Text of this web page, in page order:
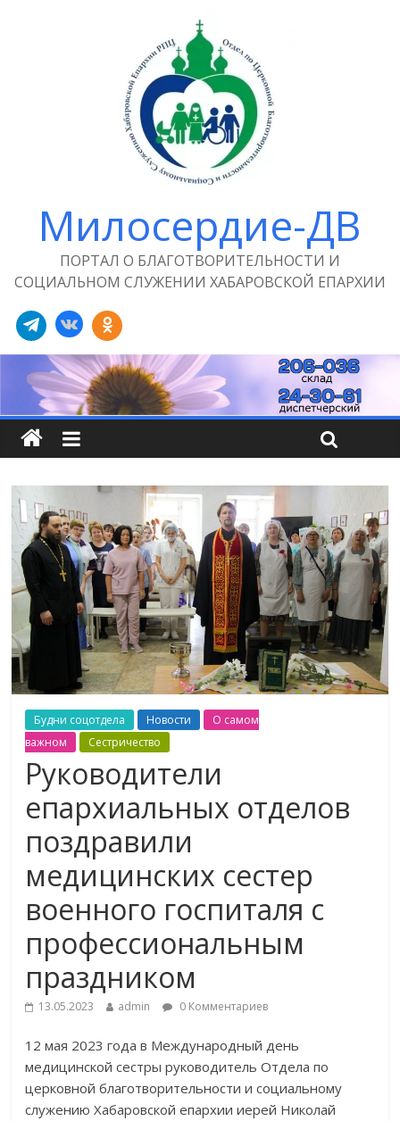
Милосердие-ДВ
ПОРТАЛ О БЛАГОТВОРИТЕЛЬНОСТИ И
СОЦИАЛЬНОМ СЛУЖЕНИИ ХАБАРОВСКОЙ ЕПАРХИИ
Будни соцотдела Новости
О самом
важном
Сестричество
Руководители
епархиальных отделов
поздравили
медицинских сестер
военного госпиталя с
профессиональным
праздником
13.05.2023 admin 0 Комментариев
12 мая 2023 года в Международный день
медицинской сестры руководитель Отдела по
церковной благотворительности и социальному
служению Хабаровской епархии иерей Николай